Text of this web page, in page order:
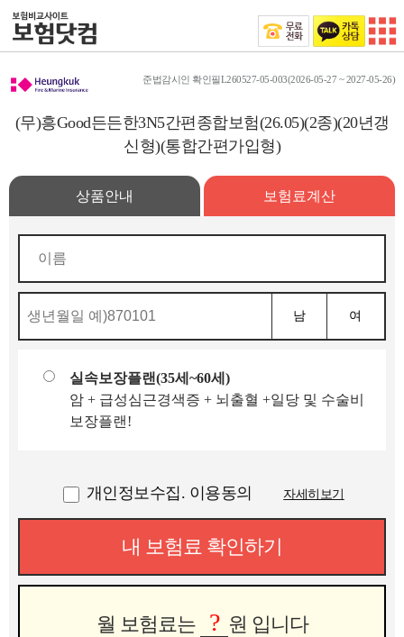
준법감시인 확인필L260527-05-003(2026-05-27 ~ 2027-05-26)
(무)흥Good든든한3N5간편종합보험(26.05)(2종)(20년갱
신형)(통합간편가입형)
상품안내 보험료계산
남 여
실속보장플랜(35세~60세)
암 + 급성심근경색증 + 뇌출혈 +일당 및 수술비
보장플랜!
개인정보수집. 이용동의 자세히보기
내 보험료 확인하기
월 보험료는 ? 원 입니다